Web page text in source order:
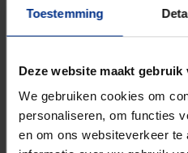
Toestemming
Deze website maakt gebruik
We gebruiken cookies om
personaliseren, om functies
en om ons websiteverkeer
en toebehoren.
EN 1610, EN 752, EN
EN 1610, EN 1295, EN
evenals GSTT Information
toepassing op de